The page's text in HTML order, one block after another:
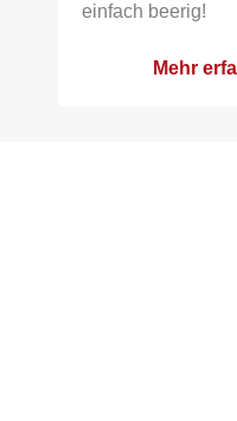
einfach beerig!
Mehr